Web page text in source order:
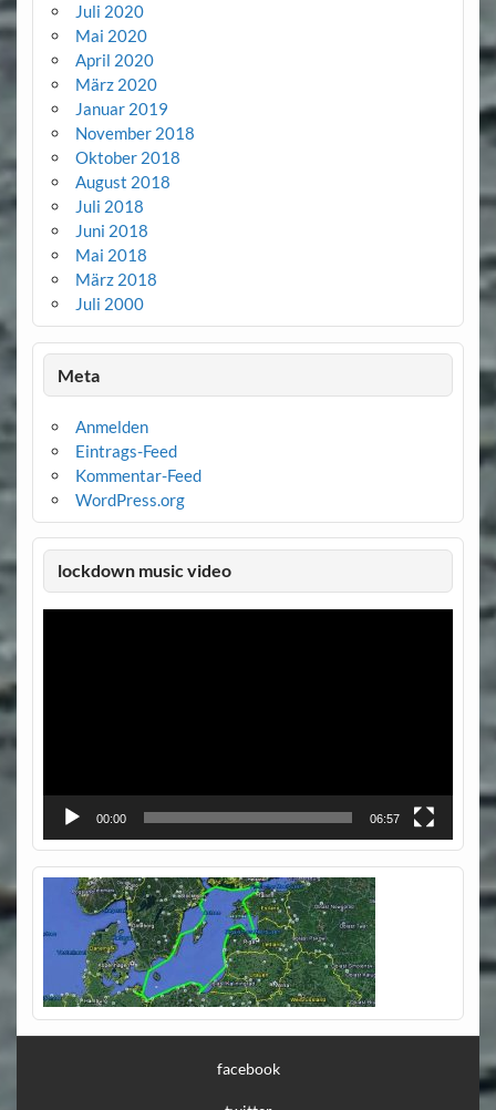
Juli 2020
Mai 2020
April 2020
März 2020
Januar 2019
November 2018
Oktober 2018
August 2018
Juli 2018
Juni 2018
Mai 2018
März 2018
Juli 2000
Meta
Anmelden
Eintrags-Feed
Kommentar-Feed
WordPress.org
lockdown music video
Video-
00:00 06:57
facebook